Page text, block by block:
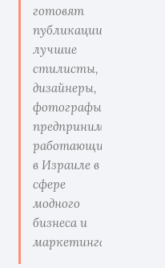
готовят
публикации
лучшие
стилисты,
дизайнеры,
фотографы,
предприниматели
работающие
в Израиле в
сфере
модного
бизнеса и
маркетинга.